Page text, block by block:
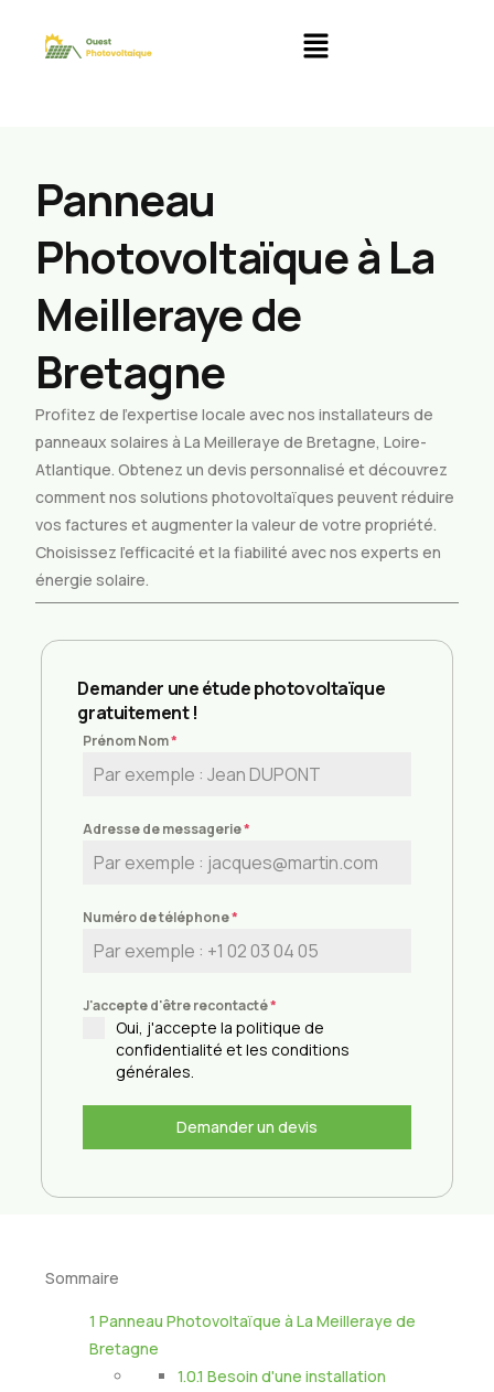
Panneau
Photovoltaïque à La
Meilleraye de
Bretagne
Profitez de l’expertise locale avec nos installateurs de
panneaux solaires à La Meilleraye de Bretagne, Loire-
Atlantique. Obtenez un devis personnalisé et découvrez
comment nos solutions photovoltaïques peuvent réduire
vos factures et augmenter la valeur de votre propriété.
Choisissez l’efficacité et la fiabilité avec nos experts en
énergie solaire.
Demander une étude photovoltaïque
gratuitement !
Prénom Nom*
Adresse de messagerie*
Numéro de téléphone*
J'accepte d'être recontacté*
Oui, j'accepte la politique de
confidentialité et les conditions
générales.
Demander un devis
Sommaire
1 Panneau Photovoltaïque à La Meilleraye de
Bretagne
1.0.1 Besoin d'une installation